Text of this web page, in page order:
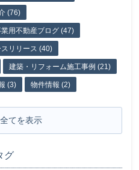
(76)
業用不動産ブログ (47)
スリリース (40)
建築・リフォーム施工事例 (21)
(3) 物件情報 (2)
てを表示
グ